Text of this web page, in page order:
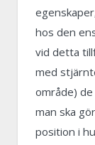
hos den
vid detta
med
område)
man ska
position i